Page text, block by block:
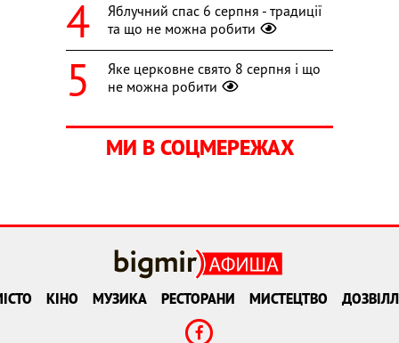
Яблучний спас 6 серпня - традиції
та що не можна робити
Яке церковне свято 8 серпня і що
не можна робити
МИ В СОЦМЕРЕЖАХ
КІНО МУЗИКА РЕСТОРАНИ МИСТЕЦТВО